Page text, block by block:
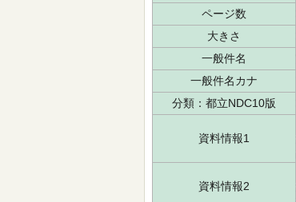
ページ数
大きさ
一般件名
一般件名カナ
分類：都立NDC10版
資料情報1
資料情報2